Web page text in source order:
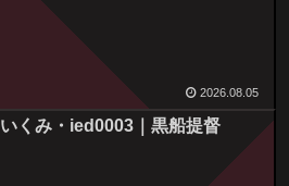
2026.08.05
いくみ・ied0003｜黒船提督